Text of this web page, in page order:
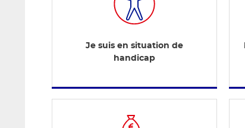
Je suis en situation de
handicap